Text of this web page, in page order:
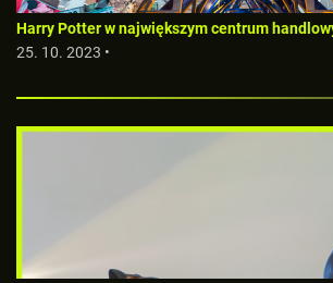
Harry Potter w największym centrum
25. 10. 2023 •